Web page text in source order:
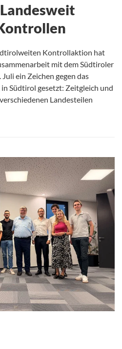
Kontrollaktion hat
mit dem Südtiroler
ein Zeichen gegen das
Südtirol gesetzt: Zeitgleich und
Landesteilen